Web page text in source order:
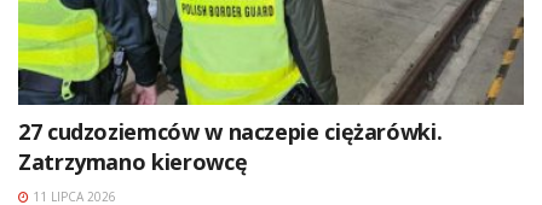
27 cudzoziemców w naczepie ciężarówki.
Zatrzymano kierowcę
11 LIPCA 2026